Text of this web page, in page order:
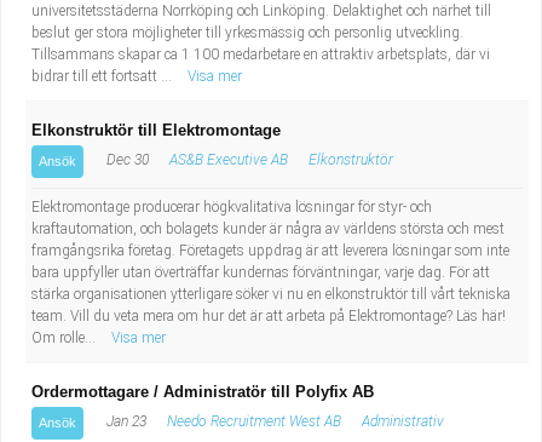
Kock, storhushåll
Undersköterska, vård- o specialavd. o mottagning
Bibliotekarie
Administrativ assistent
Lärare i gymnasiet
universitetsstäderna Norrköping och Linköping. Delaktighet och närhet till
beslut ger stora möjligheter till yrkesmässig och personlig utveckling.
Tillsammans skapar ca 1 100 medarbetare en attraktiv arbetsplats, där vi
bidrar till ett fortsatt ...
Visa mer
Elkonstruktör till Elektromontage
Ansök Dec 30 AS&B Executive AB Elkonstruktör
Elektromontage producerar högkvalitativa lösningar för styr- och
kraftautomation, och bolagets kunder är några av världens största och mest
framgångsrika företag. Företagets uppdrag är att leverera lösningar som inte
bara uppfyller utan överträffar kundernas förväntningar, varje dag. För att
stärka organisationen ytterligare söker vi nu en elkonstruktör till vårt tekniska
team. Vill du veta mera om hur det är att arbeta på Elektromontage? Läs här!
Om rolle...
Visa mer
Ordermottagare / Administratör till Polyfix AB
Ansök Jan 23 Needo Recruitment West AB
Administrativ